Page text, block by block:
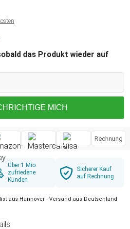
das Produkt wieder auf
MICH
Rechnung
Über 1 Mio.
zufriedene
Kunden
Sicherer Kauf
auf Rechnung
aus Hannover | Versand aus Deutschland